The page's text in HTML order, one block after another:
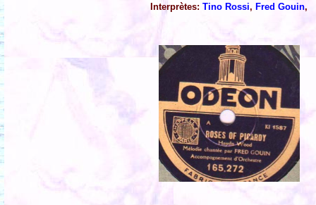
Interprètes:Tino Rossi, Fred Gouin,